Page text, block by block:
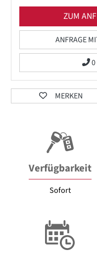
ZUM
ANFRAGE
MERKEN
Verfügbarkeit
Sofort